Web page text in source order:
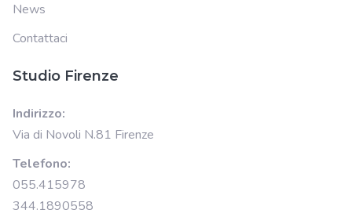
News
Contattaci
Studio Firenze
Indirizzo:
Via di Novoli N.81 Firenze
Telefono:
055.415978
344.1890558